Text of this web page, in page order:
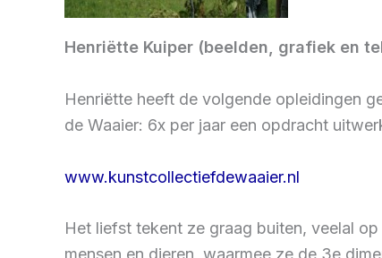
Henriëtte Kuiper (beelden, grafiek en
Henriëtte heeft de volgende opleidingen
de Waaier: 6x per jaar een opdracht
www.kunstcollectiefdewaaier.nl
Het liefst tekent ze graag buiten, veelal